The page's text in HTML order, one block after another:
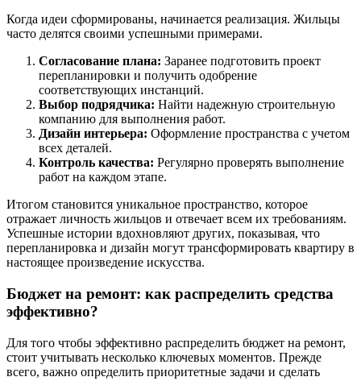
Когда идеи сформированы, начинается реализация. Жильцы
часто делятся своими успешными примерами.
Согласование плана: Заранее подготовить проект
перепланировки и получить одобрение
соответствующих инстанций.
Выбор подрядчика: Найти надежную строительную
компанию для выполнения работ.
Дизайн интерьера: Оформление пространства с учетом
всех деталей.
Контроль качества: Регулярно проверять выполнение
работ на каждом этапе.
Итогом становится уникальное пространство, которое
отражает личность жильцов и отвечает всем их требованиям.
Успешные истории вдохновляют других, показывая, что
перепланировка и дизайн могут трансформировать квартиру в
настоящее произведение искусства.
Бюджет на ремонт: как распределить средства
эффективно?
Для того чтобы эффективно распределить бюджет на ремонт,
стоит учитывать несколько ключевых моментов. Прежде
всего, важно определить приоритетные задачи и сделать